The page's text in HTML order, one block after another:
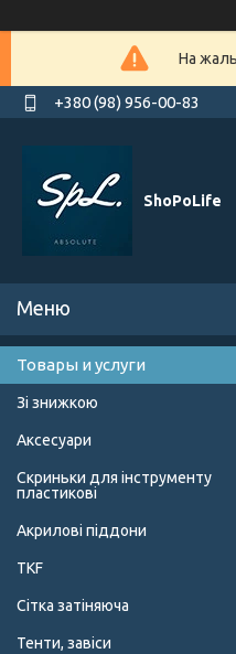
На
+380 (98) 956-00-83
ShoPoLife
Товары и услуги
Зі знижкою
Аксесуари
Скриньки для інструменту
пластикові
Акрилові піддони
TKF
Сітка затіняюча
Тенти, завіси